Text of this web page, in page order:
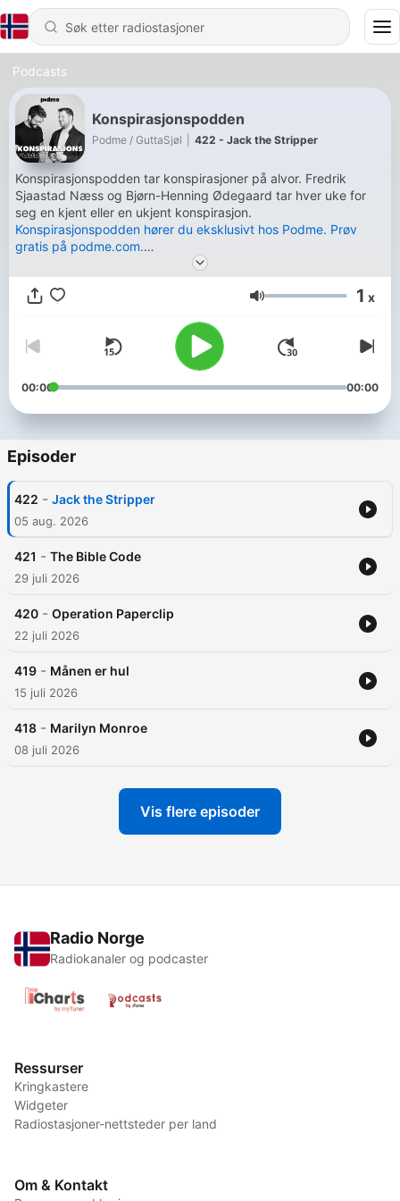
Podcasts
Konspirasjonspodden
Podme / GuttaSjøl 422 - Jack the Stripper
Konspirasjonspodden tar konspirasjoner på alvor. Fredrik
Sjaastad Næss og Bjørn-Henning Ødegaard tar hver uke for
seg en kjent eller en ukjent konspirasjon.
Konspirasjonspodden hører du eksklusivt hos Podme. Prøv
gratis på podme.com.
For booking: william@atomicsoul.no@KonspirasjonsPodden
Volum 1 x
00:00 00:00
Episoder
422 - Jack the Stripper
05 aug. 2026
421 - The Bible Code
29 juli 2026
420 - Operation Paperclip
22 juli 2026
419 - Månen er hul
15 juli 2026
418 - Marilyn Monroe
08 juli 2026
Vis flere episoder
Radio Norge
Radiokanaler og podcaster
Ressurser
Kringkastere
Widgeter
Radiostasjoner-nettsteder per land
Om & Kontakt